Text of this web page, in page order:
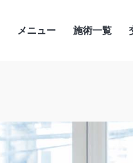
メニュー 施術一覧